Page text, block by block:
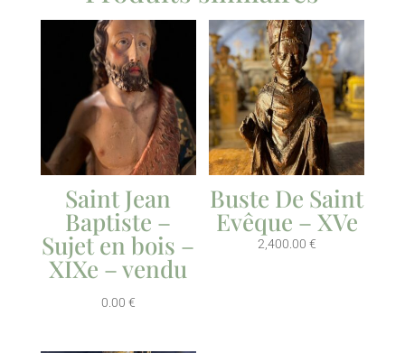
Saint Jean
Baptiste –
Sujet en bois –
XIXe – vendu
0.00 €
Buste De Saint
Evêque – XVe
2,400.00 €